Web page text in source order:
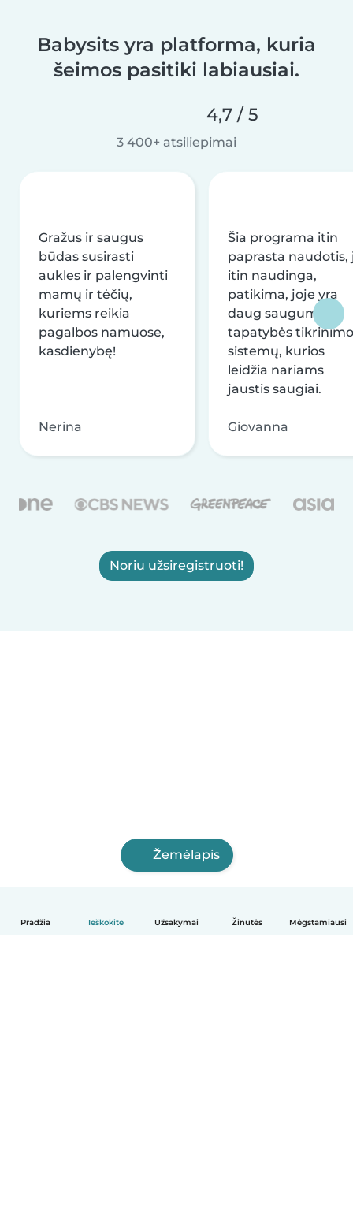
Pradžia Ieškokite Užsakymai Žinutės Mėgstamiausi
Babysits yra platforma, kuria
šeimos pasitiki labiausiai.
4,7 / 5
3 400+ atsiliepimai
Gražus ir saugus
būdas susirasti
aukles ir palengvinti
mamų ir tėčių,
kuriems reikia
pagalbos namuose,
kasdienybę!
Nerina
Šia programa itin
paprasta naudotis,
itin naudinga,
patikima, joje yra
daug saugumo ir
tapatybės tikrinimo
sistemų, kurios
leidžia nariams
jaustis saugiai.
Giovanna
Noriu užsiregistruoti!
Žemėlapis